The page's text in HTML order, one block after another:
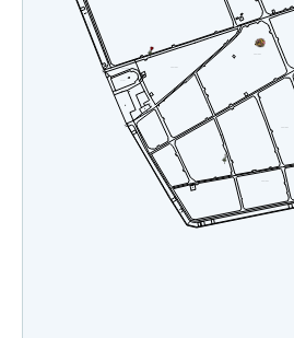
Chtelnica
Čierna Lehota
Čierna Voda
Cífer
Čiližská Radvaň
Čižatice